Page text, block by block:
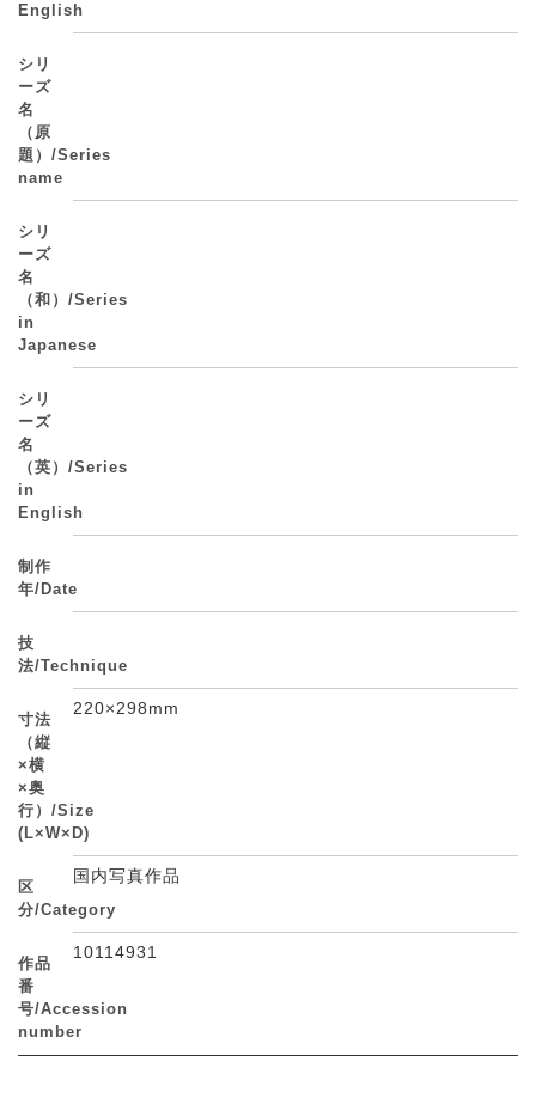
English
シリ
ーズ
名
（原
題）/Series
name
シリ
ーズ
名
（和）/Series
in
Japanese
シリ
ーズ
名
（英）/Series
in
English
制作
年/Date
技
法/Technique
寸法
（縦
×横
×奥
行）/Size
(L×W×D)
220×298mm
区
分/Category
国内写真作品
作品
番
号/Accession
number
10114931